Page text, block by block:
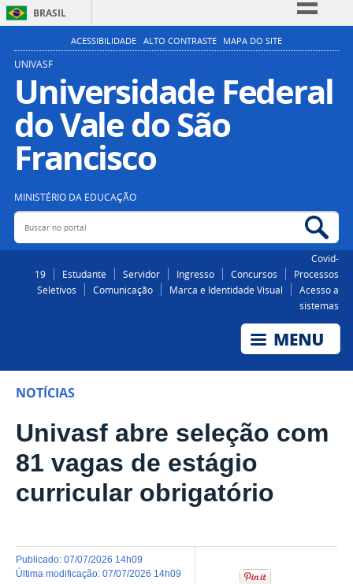
BRASIL
Simplifique!
Participe
Acesso à informação
Legislação
ACESSIBILIDADE ALTO CONTRASTE MAPA DO SITE
UNIVASF
Universidade Federal
do Vale do São
Francisco
MINISTÉRIO DA EDUCAÇÃO
Buscar no portal
Covid-
19
Estudante Servidor Ingresso Concursos
Processos
Seletivos
Comunicação Marca e Identidade Visual
Acesso a
sistemas
NOTÍCIAS
Univasf abre seleção com
81 vagas de estágio
curricular obrigatório
publicado: 07/07/2026 14h09
última modificação: 07/07/2026 14h09